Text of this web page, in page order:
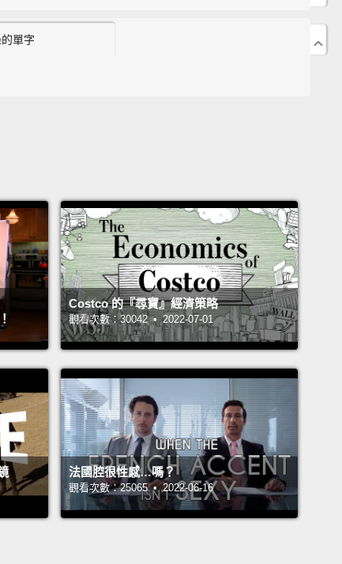
Drummond 陽昊恩
單字
Costco 的『尋寶』經濟策略
觀看次數：30042 • 2022-07-01
法國腔很性感…嗎？
觀看次數：25065 • 2022-06-16